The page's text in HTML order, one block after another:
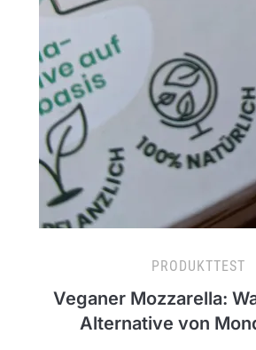
PRODUKTTEST
Veganer Mozzarella:
Alternative von